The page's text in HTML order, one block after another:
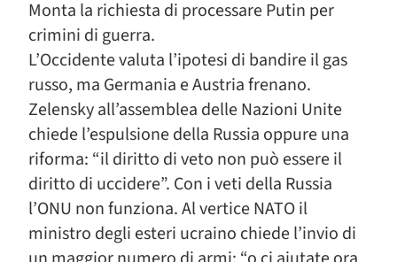
Monta la richiesta di processare Putin per
crimini di guerra.
L’Occidente valuta l’ipotesi di bandire il gas
russo, ma Germania e Austria frenano.
Zelensky all’assemblea delle Nazioni Unite
chiede l’espulsione della Russia oppure una
riforma: “il diritto di veto non può essere il
diritto di uccidere”. Con i veti della Russia
l’ONU non funziona. Al vertice NATO il
ministro degli esteri ucraino chiede l’invio di